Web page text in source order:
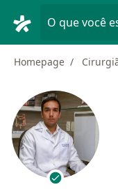
O que você
Homepage